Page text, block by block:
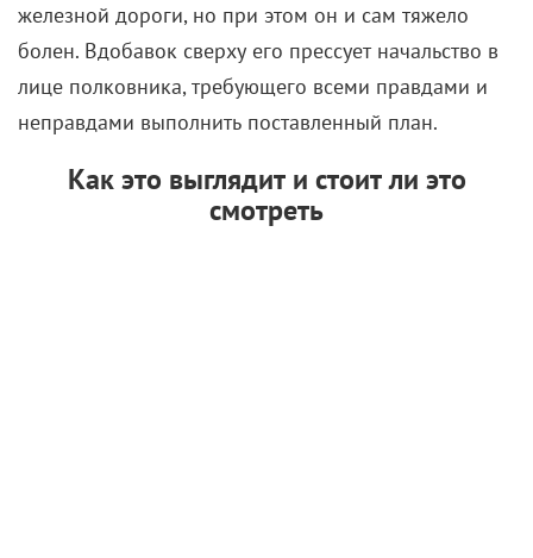
железной дороги, но при этом он и сам тяжело
болен. Вдобавок сверху его прессует начальство в
лице полковника, требующего всеми правдами и
неправдами выполнить поставленный план.
Как это выглядит и стоит ли это
смотреть